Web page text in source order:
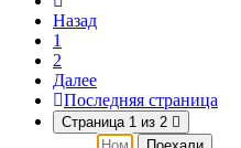
Назад
1
2
Далее
Последняя страница
Страница 1 из 2